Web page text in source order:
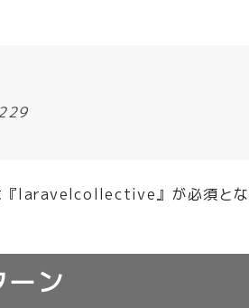
『laravelcollective』が必須と
ン